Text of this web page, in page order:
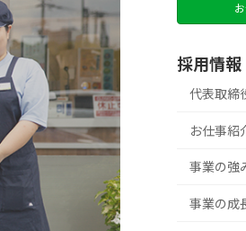
採用情報
代表取締
お仕事紹
事業の強
事業の成